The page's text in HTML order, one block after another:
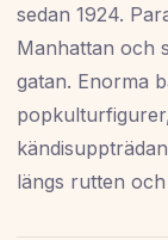
sedan 1924.
Manhattan och
gatan. Enorma
längs rutten